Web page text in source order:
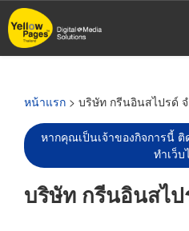
ข้าม
ไป
หน้าแรก > บริษัท กรีนอินสไปรด์
หากคุณเป็นเจ้าของกิจการนี้
ทำเว็บ
บริษัท กรีนอินสไ